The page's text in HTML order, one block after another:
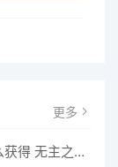
更多
无主之地2橙色武器怎么获得 无主之地3橙色武器排名及获得方法